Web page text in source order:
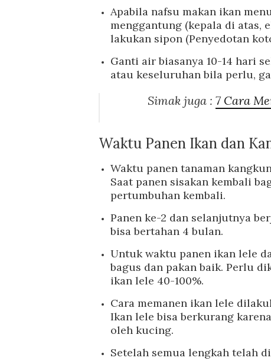
Apabila nafsu makan ikan
menggantung (kepala di atas,
lakukan sipon (Penyedotan
Ganti air biasanya 10-14 hari
atau keseluruhan bila perlu,
Simak juga : 7 Cara
Waktu Panen Ikan dan
Waktu panen tanaman
Saat panen sisakan kembali
pertumbuhan kembali.
Panen ke-2 dan selanjutnya
bisa bertahan 4 bulan.
Untuk waktu panen ikan lele
bagus dan pakan baik. Perlu
ikan lele 40-100%.
Cara memanen ikan lele
Ikan lele bisa berkurang
oleh kucing.
Setelah semua lengkah telah